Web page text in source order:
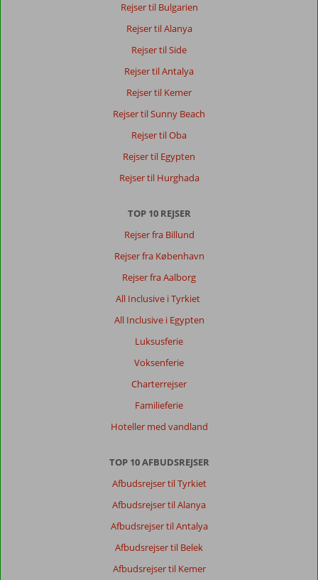
Rejser til Bulgarien
Rejser til Alanya
Rejser til Side
Rejser til Antalya
Rejser til Kemer
Rejser til Sunny Beach
Rejser til Oba
Rejser til Egypten
Rejser til Hurghada
TOP 10 REJSER
Rejser fra Billund
Rejser fra København
Rejser fra Aalborg
All Inclusive i Tyrkiet
All Inclusive i Egypten
Luksusferie
Voksenferie
Charterrejser
Familieferie
Hoteller med vandland
TOP 10 AFBUDSREJSER
Afbudsrejser til Tyrkiet
Afbudsrejser til Alanya
Afbudsrejser til Antalya
Afbudsrejser til Belek
Afbudsrejser til Kemer